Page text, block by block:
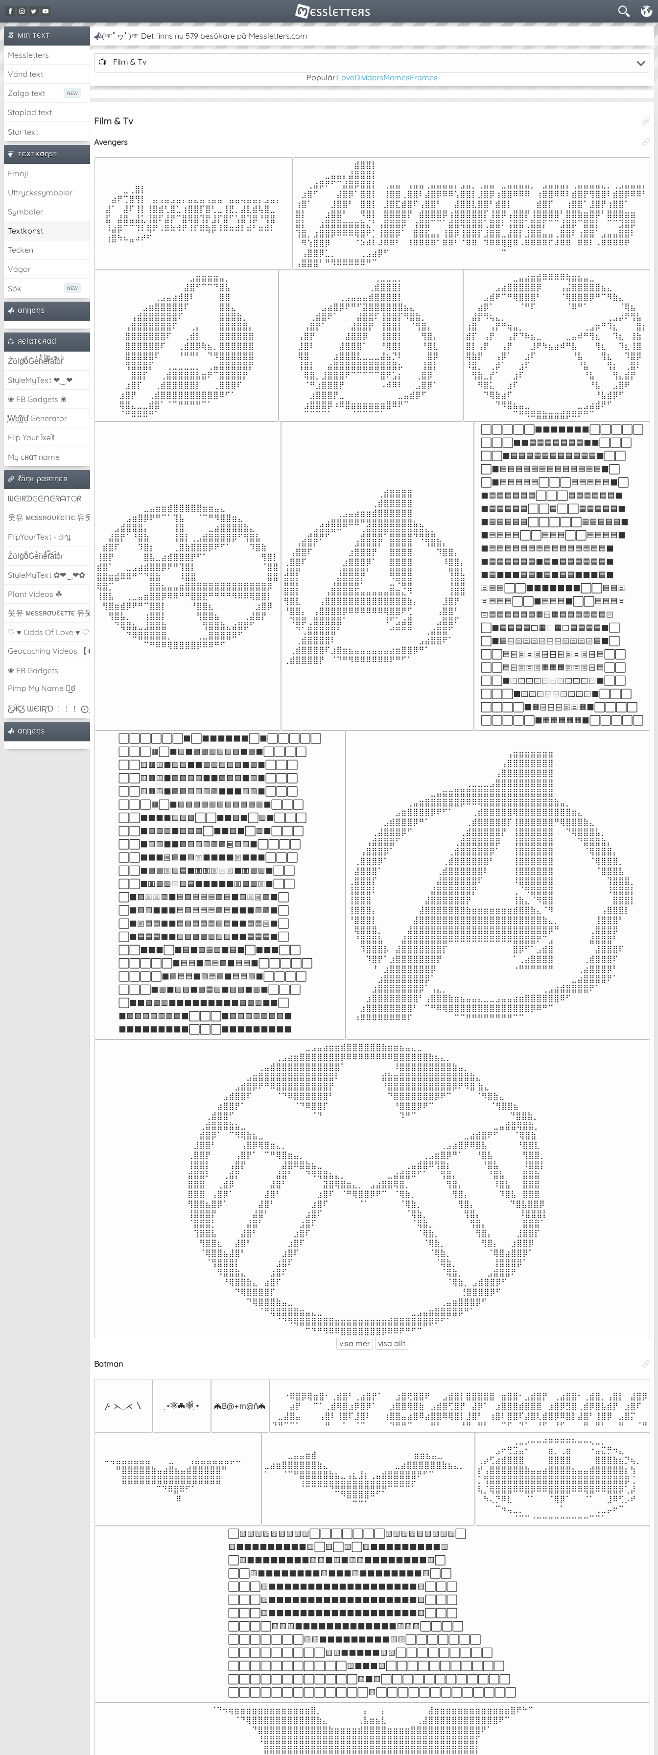
мιη тєxт
Messletters
Vänd text
Zalgo text
Staplad text
Stor text
тєxткσηѕт
Emoji
Uttryckssymboler
Symboler
Textkonst
Tecken
Vågor
Sök
αηησηѕ
яєlαтєяαd
Z̾̽ảlg̀͐ͭ̽oͧG̀e̒̃nͪȅͪͫ̏̐r͌̑á͑t͌̑͛o̊r̓̐
StyleMyText ❤‿❤
❀ FB Gadgets ❀
͕͗W͕͕͗͗e͕͕͗͗i͕͕͗͗r͕͗d͕͗ Generator
Flip Your ʇxəʇ!
My cнαт name
ℓäηк ραятηєя
ᗯᕮIᖇᗪGᕮᑎᕮᖇᗩTOᖇ
웃유 мєѕѕяσυℓєттє 유웃
FlipYourText - dıๅɟ
Z̾ảlg̀͐oͧG̀e̒̃nȅ̐r͌̑á͑t͛o̊r
StyleMyText ✿❤‿❤✿
Plant Videos ☘
웃유 мєѕѕяσυℓєттє 유웃
♡ ♥ Odds Of Love ♥ ♡
Geocaching Videos 【►】
❀ FB Gadgets
Pimp My Name ಠ͜ಠ
Ƹ̵̡Ӝ̵̨̄Ʒ ƜЄƖƦƊ ﹗﹗﹗ ⨀_⨀
αηησηѕ
(☞ﾟヮﾟ)☞ Det finns nu 579 besökare på Messletters.com
📺
Film & Tv
Populär:LoveDividersMemesFrames
Film & Tv
Avengers
⠀⠀⠀⣀⢀⣿⡇⠀⠀⠀⠀⠀⠀⠀⠀⠀⠀⠀⠀⠀⠀⠀⠀⠀⠀⠀⠀⠀⠀⠀
⠀⣴⠟⢉⣿⢻⡇⠀⣤⢠⣤⣠⣤⡄⣤⣄⣤⢠⣤⣤⠀⣤⣤⢤⣤⣤⡄⣠⣤⡄
⣼⠁⠀⣼⠏⢸⡇⢸⣿⣾⢃⣿⣁⢰⣿⣿⡏⣿⢃⣀⢸⣟⡀⣼⣇⣾⢧⣿⣀⠀
⣯⠀⣼⣿⣤⣼⣅⢸⣿⠏⣼⡟⠉⣿⢿⣿⢹⡟⣸⡏⣿⠋⢡⣿⢹⡿⠘⢻⣿⠀
⠸⣴⡿⠉⠉⠹⠇⢿⠟⠠⠿⠷⠺⠟⠸⠏⠿⢷⡿⠸⠿⠶⠾⠇⠾⠃⠶⠾⠇⠀
⢰⣿⠳⠦⣤⠴⠞⠋⠀⠀⠀⠀⠀⠀⠀⠀⠀⠀⠀⠀⠀⠀⠀⠀⠀⠀⠀⠀⠀⠀
⠀⠀⠀⠀⠀⠀⠀⠀⠀⠀⣾⣿⣿⡇⠀⠀⠀⠀⠀⠀⠀⠀⠀⠀⠀⠀⠀⠀⠀⠀⠀⠀⠀⠀⠀⠀⠀⠀⠀⠀⠀⠀⠀⠀⠀⠀⠀⠀⠀⠀⠀⠀⠀⠀⠀⠀⠀⠀⠀⠀
⠀⠀⠀⠀⠀⣀⣤⣤⡄⣼⣿⣿⣿⡇⠀⠀⠀⠀⠀⠀⠀⠀⠀⠀⠀⠀⠀⠀⠀⠀⠀⠀⠀⠀⠀⠀⠀⠀⠀⠀⠀⠀⠀⠀⠀⠀⠀⠀⠀⠀⠀⠀⠀⠀⠀⠀⠀⠀⠀⠀
⠀⠀⢀⣴⡿⠟⠋⠉⣼⣿⡿⣿⣿⡇⠀⢀⣤⣤⠀⢠⣤⣤⢀⣤⣤⣤⣤⡄⣠⣤⡀⢀⣤⣤⠀⣀⣤⣤⣤⣤⡀⠀⣠⣤⣤⣤⡄⢀⣤⣤⣤⣤⣄⡀⢀⣠⣤⣤⣤⡄
⠀⣰⣿⠋⠀⠀⠀⣼⣿⡿⠁⣿⣿⡇⠀⢸⣿⣿⢀⣿⣿⠇⣼⣿⡿⠿⠿⢡⣿⣿⡇⣸⣿⡿⢰⣿⣿⠿⠿⠿⠀⢰⣿⣿⠿⠿⠇⣾⣿⡟⢻⣿⣿⠇⣾⣿⡿⠿⠿⠃
⢰⣿⠁⠀⠀⠀⣸⣿⣿⠃⠀⣿⣿⡇⠀⣸⣿⣏⣾⣿⠏⢠⣿⣿⠃⠀⠀⣼⣿⣿⣇⣿⣿⠃⣾⣿⡇⠀⠀⠀⠀⣾⣿⡏⠀⠀⢰⣿⣿⠁⣸⣿⡟⢰⣿⣿⠁⠀⠀⠀
⣿⡇⠀⠀⠀⣰⣿⣿⠃⠀⠀⠻⣿⡇⠀⣿⣿⣿⣿⡟⠀⣾⣿⣿⣿⡿⢰⣿⣿⣿⣿⣿⡏⢸⣿⡿⢠⣿⣿⡟⢸⣿⣿⣿⣿⠃⣿⣿⣷⣶⣿⡿⠃⣿⣿⣿⣶⣶⠀⠀
⣿⡇⠀⠀⣰⣿⣿⣿⣶⣶⣶⣷⣌⠃⢠⣿⣿⣿⡿⠀⢰⣿⣿⠉⠉⠁⣾⣿⢿⣿⣿⣿⢁⣿⣿⠇⢨⣿⣿⢁⣿⣿⡏⠉⠉⣸⣿⡿⠉⣿⣿⡇⠀⠉⠉⣹⣿⡿⠀⠀
⢹⣿⡀⣰⣿⣿⡿⠿⠿⠿⢿⣿⠟⡁⢸⣿⣿⡿⠁⠀⣿⣿⣯⣤⡄⢸⣿⡿⢸⣿⣿⡏⣸⣿⣿⣀⣼⣿⡇⣸⣿⣿⣤⣤⢀⣿⣿⠇⢰⣿⣿⠁⣠⣤⣤⣿⣿⠇⠀⠀
⠀⠻⢱⣿⣿⡿⠀⠀⠀⠀⠈⠵⠾⠇⠼⠿⠿⠃⠀⠸⠿⠿⠿⠿⠁⠿⠿⠃⠈⠿⠿⠀⠹⠿⠿⢿⣿⠿⠠⠿⠿⠿⠿⠏⠼⠿⠿⠀⠿⠿⠇⠠⠿⠿⠿⠿⠟⠀⠀⠀
⠀⢠⣿⣿⡿⣁⡀⠀⠀⠀⠀⢀⣠⣴⡿⠋⠀⠀⠀⠀⠀⠀⠀⠀⠀⠀⠀⠀⠀⠀⠀⠀⠀⠀⠀⠉⠀⠀⠀⠀⠀⠀⠀⠀⠀⠀⠀⠀⠀⠀⠀⠀⠀⠀⠀⠀⠀⠀⠀⠀
⢠⣿⣿⣿⠃⠛⠻⠿⠿⠿⠿⠿⠛⠉⠀⠀⠀⠀⠀⠀⠀⠀⠀⠀⠀⠀⠀⠀⠀⠀⠀⠀⠀⠀⠀⠀⠀⠀⠀⠀⠀⠀⠀⠀⠀⠀⠀⠀⠀⠀⠀⠀⠀⠀⠀⠀⠀⠀⠀⠀
⠀⠀⠀⠀⠀⠀⠀⠀⠀⠀⠀⠀⣠⣶⣶⣶⣶⣤⡀⠀⠀⠀⠀
⠀⠀⠀⠀⠀⠀⠀⠀⠀⠀⠀⣼⣿⠋⠉⠉⠙⣿⣧⠀⠀⠀⠀
⠀⠀⠀⠀⠀⠀⢀⣠⣤⣴⣾⣿⠇⠀⠀⠀⠀⣿⣿⠀⠀⠀⠀
⠀⠀⠀⠀⣠⣶⣿⣿⣿⣿⣿⠏⠀⠀⠀⠀⠀⣿⣿⣄⠀⠀⠀
⠀⠀⢠⣾⣿⣿⣿⣿⣿⣿⠏⠀⠀⠀⠀⠀⠀⣿⣿⣿⣷⡀⠀
⠀⢠⣿⣿⣿⣿⣿⣿⣿⠏⠀⠀⢀⡄⠀⠀⠀⣿⣿⣿⣿⣿⡄
⠀⣿⣿⣿⣿⣿⣿⣿⠏⠀⠀⢀⣾⡇⠀⠀⠀⣿⣿⣿⣿⣿⣿
⠀⣿⣿⣿⣿⣿⣿⠏⠀⠀⢀⣾⣿⡿⢷⣦⡀⣿⣿⣿⣿⣿⣿
⠀⣿⣿⣿⣿⣿⠏⠀⠀⠀⠘⠛⠛⠃⠀⠙⠻⣿⣿⣿⣿⣿⣿
⠀⢻⣿⣿⣿⡏⠀⠀⢀⣀⣀⣀⣀⡀⠀⢀⣤⣿⣿⣿⣿⣿⡟
⠀⠀⣿⣿⡏⠀⠀⢀⣾⣿⣿⣿⣿⣧⣶⠟⠉⣿⣿⣿⣿⡟⠀
⠀⣰⣿⡏⠀⠀⢀⣾⣿⣿⣿⣿⣿⡇⠀⠀⢀⣿⣿⣿⠏⠀⠀
⣰⣿⡟⠀⠀⢀⣾⣿⣿⣿⣿⣿⣿⣿⣿⣿⣿⠿⠋⠁⠀⠀⠀
⢿⣿⣄⣀⣀⣾⣿⠁⠈⠉⠛⠛⠛⠛⠉⠁⠀⠀⠀⠀⠀⠀⠀
⠈⠛⠿⠿⠿⠛⠁⠀⠀⠀⠀⠀⠀⠀⠀⠀⠀⠀⠀⠀⠀⠀⠀
⠀⠀⠀⠀⠀⠀⠀⠀⠀⠀⠀⠀⢀⣾⣿⣿⣿⡇⠀⠀⠀⠀⠀⠀
⠀⠀⠀⠀⠀⠀⠀⢀⣠⣤⣤⣤⣾⣿⣿⣿⣿⡇⠀⠀⠀⠀⠀⠀
⠀⠀⠀⠀⣠⣴⣿⡿⠟⠛⠋⣽⣿⣿⣿⣿⣿⣿⣦⣄⠀⠀⠀⠀
⠀⠀⢀⣾⣿⠟⠁⠀⠀⠀⣼⣿⣿⠏⢸⣿⣿⡏⠻⣿⣷⡀⠀⠀
⠀⢠⣿⡟⠁⠀⠀⠀⠀⣼⣿⣿⡟⠀⢸⣿⣿⡇⠀⠈⢻⣿⡄⠀
⢠⣿⡟⠀⠀⠀⠀⠀⣼⣿⣿⡿⠀⠀⢸⣿⣿⡇⠀⠀⠀⢻⣿⡄
⣸⣿⠇⠀⠀⠀⠀⣼⣿⣿⣿⠁⠀⠀⠘⢿⣿⡇⠀⠀⠀⠘⣿⣇
⢿⣿⠀⠀⠀⠀⣰⣿⣿⣿⣇⣀⣀⣀⣼⣦⡙⠇⠀⠀⠀⠀⣿⡿
⢸⣿⡇⠀⠀⣴⣿⣿⣿⣿⣿⣿⣿⣿⣿⣿⣿⡦⠀⠀⠀⢸⣿⡇
⠀⢿⣿⡀⣸⣿⣿⣿⠟⠉⠉⠉⠉⠉⣿⠟⣡⡆⠀⠀⢀⣿⡿⠀
⠀⠈⠛⣰⣿⣿⣿⡟⠀⠀⠀⠀⠀⠀⠠⠾⠿⠇⠀⠀⣠⣿⡿⠁⠀
⠀⠀⣰⣿⣿⣿⡟⣀⠀⠀⠀⠀⠀⠀⠀⠀⠀⣀⣤⣾⡿⠋⠀⠀⠀
⠀⣰⣿⣿⣿⡿⠰⠿⣿⣶⣶⣶⣶⣶⣶⣿⠿⠟⠉⠀⠀⠀⠀⠀
⠀⠉⠉⠉⠉⠁⠀⠀⠀⠈⠉⠉⠉⠉⠁⠀⠀⠀⠀⠀⠀⠀⠀⠀
⠀⠀⠀⠀⠀⠀⠀⠀⣀⣤⣴⣶⣾⠿⠿⠿⠿⢷⣶⣦⣤⣀⠀⠀⠀⠀⠀⠀⠀⠀
⠀⠀⠀⠀⠀⣠⣴⣿⣿⣿⣿⣿⡿⠀⠀⠀⢠⣬⣿⣿⣿⣿⣿⣦⣄⠀⠀⠀⠀⠀
⠀⠀⠀⣠⣾⠟⠉⠛⢿⣿⣿⣿⠃⠀⠀⠀⠈⢿⣿⣿⣿⡿⠛⠉⠻⣷⣄⠀⠀⠀
⠀⠀⣴⡿⠁⠀⠀⠀⠀⠈⠛⠏⠀⠀⠀⠀⠀⠈⠿⠛⠁⠀⠀⠀⠀⠀⠈⢿⣦⠀⠀
⠀⣼⡟⠻⢦⣄⡀⠀⠀⠀⠀⠀⠀⠀⠀⠀⠀⠀⠀⠀⠀⠀⠀⠀⢀⣠⡴⠟⢻⣧⠀
⢰⣿⠀⠀⢠⡟⠛⢶⣤⡀⠀⠀⠀⠀⠀⠀⠀⠀⠀⠀⢀⣠⡶⠛⠹⣆⠀⠀⠀⣿⡆
⣾⡏⠀⢠⡟⠀⠀⢠⡟⠙⠷⣦⣀⠀⠀⠀⠀⣀⣤⠾⠛⢻⣆⠀⠀⠹⣆⠀⢸⣷
⣿⡇⢠⡟⠀⠀⢠⡟⠀⠀⠀⣸⠟⠳⣦⣴⠾⠛⣧⠀⠀⠀⢻⣆⠀⠀⠹⣆⢸⣿
⢿⣷⡟⠀⠀⢠⡿⠁⠀⠀⣰⠏⠀⠀⠀⠀⠀⠀⠘⣧⠀⠀⠀⢻⣆⠀⠀⠹⣿⡿
⠸⣿⡀⠀⢀⡾⠁⠀⠀⣰⠏⠀⠀⠀⠀⠀⠀⠀⠀⠘⣧⠀⠀⠀⢻⡆⠀⢀⣿⠇
⠀⢻⣷⣀⡞⠁⠀⠀⣰⠏⠀⠀⠀⠀⠀⠀⠀⠀⠀⠀⠘⣧⠀⠀⠀⢻⣄⣾⡟⠀
⠀⠀⠻⣿⣅⠀⠀⣰⠏⠀⠀⠀⠀⠀⠀⠀⠀⠀⠀⠀⠀⠘⣧⠀⠀⣠⣿⠟⠀⠀
⠀⠀⠀⠙⢿⣷⣴⠏⠀⠀⠀⠀⠀⠀⠀⠀⠀⠀⠀⠀⠀⠀⠘⣧⣾⡿⠋⠀⠀⠀
⠀⠀⠀⠀⠀⠙⠻⣿⣦⣤⣀⠀⠀⠀⠀⠀⠀⠀⠀⣀⣠⣴⣾⠟⠋⠀⠀⠀⠀⠀
⠀⠀⠀⠀⠀⠀⠀⠀⠉⠛⠻⠿⣿⣷⣶⣶⣾⡿⠿⠟⠛⠉⠀⠀⠀⠀⠀⠀⠀⠀
⠀⠀⠀⠀⠀⠀⠀⠀⣀⣤⣶⣶⣾⣿⣿⣿⣿⣿⣶⣶⣤⣄⠀⠀⠀⠀⠀⠀⠀⠀
⠀⠀⠀⠀⠀⣠⣶⣿⡿⠟⠛⠉⠁⢹⣧⠀⠀⠈⠉⠛⠻⣿⣿⣶⣄⠀⠀⠀⠀⠀
⠀⠀⠀⣠⣾⣿⣿⣿⡄⠀⠀⠀⠀⢸⣿⠀⠀⠀⠀⣀⣴⣿⣿⣿⣿⣷⣄⠀⠀⠀
⠀⠀⣼⣿⡟⠁⠘⣿⣷⠀⠀⠀⠀⢸⣿⡇⢀⣠⣾⣿⣿⣿⣿⡿⠋⢻⣿⣧⠀⠀
⠀⣾⣿⠏⠀⠀⠀⠹⣿⡆⠀⠀⠀⢀⣿⣷⣿⣿⣿⡿⠟⠋⠁⠀⠀⠀⠹⣿⣷⠀
⢸⣿⡟⠀⠀⠀⠀⠀⣿⣧⣀⣴⣾⣿⣿⣿⡟⠋⠁⠀⠀⠀⠀⠀⠀⠀⠀⠀⢻⣿⡇
⣾⣿⠁⠀⠀⣀⣠⣴⣾⣿⣿⡿⠟⠛⢹⣿⡇⠀⠀⠀⠀⠀⠀⠀⠀⠀⠀⠀⠈⣿⣿
⣿⣿⣶⣾⠿⠿⠛⠉⠙⣿⣷⠀⠀⠀⠸⣿⣿⠀⠀⠀⠀⠀⠀⠀⠀⠀⠀⠀⠀⣿⣿
⢿⣿⡉⠀⠀⠀⠀⠀⠀⣿⣿⣦⣤⣤⣶⣿⣿⣿⣿⣿⣿⣿⣿⣿⣿⣿⣿⣿⣿⡿
⢸⣿⣧⠀⠀⢀⣀⣤⣶⣿⣿⡿⠿⠿⠛⠛⣿⣿⣟⠛⠛⠛⠛⠻⠿⠿⢿⣿⣿⡇
⠀⢻⣿⣶⣾⡿⠟⠛⠉⣿⣿⡇⠀⠀⠀⠀⠘⣿⣿⣆⠀⠀⠀⠀⠀⠀⠀⣰⣿⡿⠀
⠀⠀⢻⣿⣧⡀⠀⠀⢰⣿⣿⡇⠀⠀⠀⠀⠀⢻⣿⣿⣦⠀⠀⠀⠀⢀⣼⣿⡟⠀⠀
⠀⠀⠀⠙⢿⣿⣦⣀⣸⣿⣿⣷⠀⠀⠀⠀⠀⠀⢻⣿⣿⣷⣄⣴⣿⡿⠋⠀⠀⠀
⠀⠀⠀⠀⠀⠙⠿⣿⣿⣿⣿⣿⡀⠀⠀⠀⠀⢀⣀⣿⣿⣿⣿⠿⠋⠀⠀⠀⠀⠀
⠀⠀⠀⠀⠀⠀⠀⠀⠉⠛⠿⠿⢿⣿⣿⣿⣿⡿⠿⠿⠛⠋⠀⠀⠀⠀⠀⠀⠀⠀
⠀⠀⠀⠀⠀⠀⠀⠀⠀⠀⠀⠀⠀⠀⠀⠀⢀⣾⣿⣿⣿⣿⠀⠀⠀⠀⠀⠀⠀⠀
⠀⠀⠀⠀⠀⠀⠀⠀⠀⠀⠀⠀⠀⠀⠀⢀⣾⣿⣿⣿⣿⣿⠀⠀⠀⠀⠀⠀⠀⠀
⠀⠀⠀⠀⠀⠀⠀⠀⠀⢀⣠⣤⣴⣶⣶⣾⣿⣿⣿⣿⣿⣿⠀⠀⠀⠀⠀⠀⠀⠀
⠀⠀⠀⠀⠀⠀⣠⣴⣿⣿⣿⠿⠿⠛⣻⣿⣿⣿⣿⣿⣿⣿⣦⣄⠀⠀⠀⠀⠀⠀
⠀⠀⠀⠀⣠⣾⣿⡿⠛⠉⠀⠀⠀⣰⣿⣿⣿⠟⣿⣿⣿⣿⢿⣿⣷⣦⠀⠀⠀⠀
⠀⠀⢠⣾⣿⡟⠁⠀⠀⠀⠀⠀⣰⣿⣿⣿⡟⠀⣿⣿⣿⣿⠀⠈⢻⣿⣷⡄⠀⠀
⠀⢠⣿⣿⠏⠀⠀⠀⠀⠀⠀⣰⣿⣿⣿⡟⠀⠀⣿⣿⣿⣿⠀⠀⠀⠀⠹⣿⣿⡄⠀
⢀⣿⣿⠏⠀⠀⠀⠀⠀⠀⣰⣿⣿⣿⡿⠁⠀⠀⣿⣿⣿⣿⠀⠀⠀⠀⠀⠸⣿⣿⡄
⣸⣿⡟⠀⠀⠀⠀⠀⠀⢰⣿⣿⣿⣿⠃⠀⠀⠀⣿⣿⣿⣿⠀⠀⠀⠀⠀⠀⢻⣿⣇
⣿⣿⡇⠀⠀⠀⠀⠀⢠⣿⣿⣿⣿⠇⠀⠀⠀⠀⣈⠻⣿⣿⠀⠀⠀⠀⠀⠀⢸⣿⣿
⣿⣿⡇⠀⠀⠀⠀⢠⣿⣿⣿⣿⣯⣤⣤⣤⣤⣤⣿⣶⣌⠻⠀⠀⠀⠀⠀⠀⢸⣿⣿
⢻⣿⣇⠀⠀⠀⢠⣿⣿⣿⣿⣿⣿⣿⣿⣿⣿⣿⣿⣿⣿⣷⡄⠀⠀⠀⠀⣸⣿⡟
⠘⣿⣿⡄⠀⢠⣿⣿⣿⣿⡿⠿⠿⠿⠿⠿⠿⢿⣿⣿⠟⢋⠀⠀⠀⠀⢠⣿⣿⠃
⠀⠹⣿⡿⢀⣿⣿⣿⣿⣿⠁⠀⠀⠀⠀⠀⠀⠸⠋⣡⣴⣿⠀⠀⠀⠀⣠⣿⣿⠏⠀
⠀⠀⠙⢁⣿⣿⣿⣿⣿⠃⠀⠀⠀⠀⠀⠀⠀⠀⠚⠛⠛⠛⠀⠀⢀⣴⣿⣿⠋⠀⠀
⠀⠀⢀⣾⣿⣿⣿⣿⠇⠀⠀⠀⠀⠀⠀⠀⠀⠀⠀⠀⠀⠀⠀⣠⣴⣿⣿⠟⠁⠀⠀⠀
⠀⢀⣾⣿⣿⣿⣿⠏⣰⣿⣶⣦⣤⣤⣤⣤⣤⣤⣴⣶⣿⣿⡿⠛⠁⠀⠀⠀⠀⠀
⢀⣾⣿⣿⣿⣿⡟⠀⠈⠙⠛⠻⠿⠿⠿⠿⠿⠿⠟⠛⠋⠁⠀⠀⠀⠀⠀⠀⠀⠀
⬜⬜⬜⬜⬜⬛⬛⬛⬛⬛⬛⬛⬜⬜⬜⬜⬜
⬜⬜⬜⬛⬛🟦🟦🟦🟦🟦🟦🟦⬛⬛⬜⬜⬜
⬜⬜⬛🟦🟦🟦🟦🟦🟦🟦🟦🟦🟦🟦⬛⬜⬜
⬜⬛🟦🟦🟦🟦🟦🟦🟦🟦🟦🟦🟦🟦🟦⬛⬜
⬜⬛🟦🟦🟦🟦🟦⬜⬜⬜🟦🟦🟦🟦🟦⬛⬜
⬛🟦🟦🟦🟦🟦🟦⬜⬜⬜🟦🟦🟦🟦🟦🟦⬛
⬛🟦🟦🟦🟦🟦⬜⬜🟦⬜⬜🟦🟦🟦🟦🟦⬛
⬛🟦🟦🟦🟦🟦⬜⬜⬜⬜⬜🟦🟦🟦🟦🟦⬛
⬛🟦🟦🟦🟦⬜⬜🟦🟦🟦⬜⬜🟦🟦🟦🟦⬛
⬛🟦🟦🟦🟦🟦🟦🟦🟦🟦🟦🟦🟦🟦🟦🟦⬛
⬛🟦🟦🟦🟦🟦🟦⬛🟦⬛🟦🟦🟦🟦🟦🟦⬛
⬛🟦⬛⬛⬛🟦🟦⬛🟦⬛🟦🟦⬛⬛⬛🟦⬛
🏻🟦🟦⬜⬜⬛⬛⬛⬛⬛⬛⬛⬜⬜🟦🟦🏻
🏻🟦🟦🟦⬜⬜⬛🟦🟦🟦⬛⬜⬜🟦🟦🟦🏻
🏻🟦🟦🟦🟦🟦🟦🟧🏻🟧🟦🟦🟦🟦🟦🟦🏻
⬜⬛🟦🟦🟦🟦🏻🟧🏻🟧🏻🟦🟦🟦🟦⬛⬜
⬜⬛🟦🏻🏻🏻🏻🏻🏻🏻🏻🏻🏻🏻🟦⬛⬜
⬜⬜🟦🏻🏻🏻🏻🏻🏻🏻🏻🏻🏻🏻🟦⬜⬜
⬜⬜🟦🏻🏻🏻🏻🟧🟧🟧🏻🏻🏻🏻🟦⬜⬜
⬜⬜⬛🏻🏻🏻🏻🏻🏻🏻🏻🏻🏻🏻⬛⬜⬜
⬜⬜⬜⬛🏻🏻🏻🏻🏻🏻🏻🏻🏻⬛⬜⬜⬜
⬜⬜⬜⬜⬛🟧🏻🏻🏻🏻🏻🟧⬛⬜⬜⬜⬜
⬜⬜⬜⬜⬜⬛🟧🟧🟧🟧🟧⬛⬜⬜⬜⬜⬜
⬜⬜⬜⬜⬜⬜⬛⬜⬛⬛⬛⬛⬛⬛⬜⬛⬜⬜⬜⬜⬜
⬜⬜⬜🟫⬜⬛🟪⬛🟪🟪🟪🟪🟪🟪⬛🟪⬛⬜⬜⬜⬜
⬜⬜🟨🟫🟨⬛🟪🟪⬛⬛🟪🟪🟪🟪🟪⬛🟪⬛⬜⬜⬜
⬜⬜🟨🟫🟨⬛🟪🟪🟪🟪⬛⬛🟪🟪🟪⬛🟪⬛⬜⬜⬜
⬜⬜🟨🟫🟨⬛🟪🟪🟪🟪🟪🟪⬛⬛⬛🟪🟪⬛⬜⬜⬜
⬜⬜⬜🟫⬜⬛🟪🟪🟪🟪🟪🟪🟪🟪🟪🟪🟪⬛⬜⬜⬜
⬜⬜⬛⬛⬛⬛🟪🟪🟪⬜⬜⬛⬛🟪⬛⬜🟪⬛⬜⬜⬜
⬜⬜⬛🟪🟪🟪⬛🟪🟪🟪⬜⬛⬛🟪⬛⬜🟪⬛⬜⬜⬜
⬜⬜⬛🟪🟪⬛⬛🟪🟪🟪🟪🟪🟪🏼🟪🟪⬛⬜⬜⬜⬜
⬜⬜⬛⬛⬛🏼🟪⬛🟪🏼⬛⬛⬛⬛🏼⬛⬛⬛⬜⬜⬜
⬜⬜⬛🟪🟪🏼🟪🟦⬛🏼🏼🏼🏼🏼⬛🏼🟪🟪⬛⬜⬜
⬜⬜⬛🏼🟪🟪🏼🟪🟦⬛⬛⬛⬛⬛🏼🟪🟪🏼⬛⬜⬜
⬜⬛🟪🏼🏼🟪⬛🟦🟪🟦🟦🟦🟪🟦⬛🟪🏼🏼🟪⬛⬜
⬜⬛🟪🟪⬛⬛⬛🟦🟪🟦🟦🟦🟪🟦⬛⬛⬛🟪🟪⬛⬜
⬜⬛🏼🟦🟦⬛⬛🟦🟪🟦🟦🟦🟪🟦⬛⬛🟦🟦🏼⬛⬜
⬜⬛🟦🟦🟦⬛⬛🟪🟪🟪🟪🟪🟪🟪⬛⬛🟦🟦🟦⬛⬜
⬜⬜⬛⬛⬛⬜⬛🟦⬛🟪🟦🟪⬛🟦⬛⬜⬛⬛⬛⬜⬜
⬜⬜⬜⬜⬜⬛🟦🟦⬛🟪🟦🟪⬛🟦🟦⬛⬜⬜⬜⬜⬜
⬜⬜⬜⬜⬛🟪🟦🟦⬛🟪🟦🟪⬛🟦🟦🟪⬛⬜⬜⬜⬜
⬜⬜⬜⬛🟪⬛🟪🟪⬛🟪🟦🟪⬛🟪🟪⬛🟪⬛⬜⬜⬜
⬜⬛⬛🟪🟪🟪⬛⬛⬛⬛⬛⬛⬛⬛⬛🟪🟪🟪⬛⬛⬜
⬛🟪🟪🟪🟪🟪🟪🟪⬛⬜⬜⬜⬛🟪🟪🟪🟪🟪🟪🟪⬛
⬛⬛⬛⬛⬛⬛⬛⬛⬛⬜⬜⬜⬛⬛⬛⬛⬛⬛⬛⬛⬛
⠀⠀⠀⠀⠀⠀⠀⠀⠀⠀⠀⠀⠀⠀⠀⠀⠀⠀⠀⠀⠀⠀⠀⠀⠀⠀⠀⢠⣶⣶⣶⣶⣶⣶⣶⠀⠀⠀⠀⠀⠀⠀⠀⠀⠀⠀⠀⠀
⠀⠀⠀⠀⠀⠀⠀⠀⠀⠀⠀⠀⠀⠀⠀⠀⠀⠀⠀⠀⠀⠀⠀⠀⠀⠀⢠⣿⣿⣿⣿⣿⣿⣿⣿⠀⠀⠀⠀⠀⠀⠀⠀⠀⠀⠀⠀⠀
⠀⠀⠀⠀⠀⠀⠀⠀⠀⠀⠀⠀⠀⠀⠀⠀⠀⠀⠀⠀⠀⠀⠀⠀⠀⢠⣿⣿⣿⣿⣿⣿⣿⣿⣿⠀⠀⠀⠀⠀⠀⠀⠀⠀⠀⠀⠀⠀
⠀⠀⠀⠀⠀⠀⠀⠀⠀⠀⠀⠀⠀⠀⠀⠀⠀⠀⠀⠀⢀⣀⣀⣀⣠⣿⣿⣿⣿⣿⣿⣿⣿⣿⣿⠀⠀⠀⠀⠀⠀⠀⠀⠀⠀⠀⠀⠀
⠀⠀⠀⠀⠀⠀⠀⠀⠀⠀⠀⠀⠀⠀⣀⣤⣶⣶⣿⣿⣿⣿⣿⣿⣿⣿⣿⣿⣿⣿⣿⣿⣿⣿⣿⠀⠀⠀⠀⠀⠀⠀⠀⠀⠀⠀⠀⠀
⠀⠀⠀⠀⠀⠀⠀⠀⠀⠀⢀⣤⣶⣿⣿⣿⣿⣿⣿⡿⠿⠿⢿⣿⣿⣿⣿⣿⣿⣿⣿⣿⣿⣿⣿⣷⣤⡀⠀⠀⠀⠀⠀⠀⠀⠀⠀⠀
⠀⠀⠀⠀⠀⠀⠀⠀⣠⣶⣿⣿⣿⣿⡿⠟⠋⠁⠀⠀⠀⢀⣾⣿⣿⣿⣿⣿⢿⣿⣿⣿⣿⣿⣿⣿⣿⣿⣶⣄⠀⠀⠀⠀⠀⠀⠀⠀
⠀⠀⠀⠀⠀⠀⣠⣾⣿⣿⣿⡿⠛⠁⠀⠀⠀⠀⠀⠀⢀⣾⣿⣿⣿⣿⣿⡏⢸⣿⣿⣿⣿⣿⣿⠛⢿⣿⣿⣿⣷⣄⠀⠀⠀⠀⠀⠀
⠀⠀⠀⠀⢀⣼⣿⣿⣿⡿⠋⠀⠀⠀⠀⠀⠀⠀⠀⢀⣾⣿⣿⣿⣿⣿⡟⠀⢸⣿⣿⣿⣿⣿⣿⠀⠀⠙⢿⣿⣿⣿⣧⡀⠀⠀⠀⠀
⠀⠀⠀⢠⣾⣿⣿⣿⠋⠀⠀⠀⠀⠀⠀⠀⠀⠀⢀⣾⣿⣿⣿⣿⣿⡿⠀⠀⢸⣿⣿⣿⣿⣿⣿⠀⠀⠀⠀⠙⣿⣿⣿⣷⡄⠀⠀⠀
⠀⠀⢠⣿⣿⣿⡿⠁⠀⠀⠀⠀⠀⠀⠀⠀⠀⢀⣾⣿⣿⣿⣿⣿⡿⠁⠀⠀⢸⣿⣿⣿⣿⣿⣿⠀⠀⠀⠀⠀⠈⢿⣿⣿⣿⡄⠀⠀
⠀⢀⣿⣿⣿⡿⠁⠀⠀⠀⠀⠀⠀⠀⠀⠀⢀⣾⣿⣿⣿⣿⣿⣿⠃⠀⠀⠀⢸⣿⣿⣿⣿⣿⣿⠀⠀⠀⠀⠀⠀⠈⢿⣿⣿⣿⡀⠀
⠀⣼⣿⣿⣿⠁⠀⠀⠀⠀⠀⠀⠀⠀⠀⢀⣾⣿⣿⣿⣿⣿⣿⠇⠀⠀⠀⠀⢸⣿⣿⣿⣿⣿⣿⠀⠀⠀⠀⠀⠀⠀⠈⣿⣿⣿⣧⠀
⢀⣿⣿⣿⡏⠀⠀⠀⠀⠀⠀⠀⠀⠀⠀⣼⣿⣿⣿⣿⣿⣿⠏⠀⠀⠀⠀⠀⠸⣿⣿⣿⣿⣿⣿⠀⠀⠀⠀⠀⠀⠀⠀⠀⢹⣿⣿⣿⡀
⢸⣿⣿⣿⠇⠀⠀⠀⠀⠀⠀⠀⠀⠀⣼⣿⣿⣿⣿⣿⣿⡟⠀⠀⠀⠀⠀⠀⢀⠈⠻⣿⣿⣿⣿⠀⠀⠀⠀⠀⠀⠀⠀⠀⠸⣿⣿⣿⡇
⢸⣿⣿⣿⠀⠀⠀⠀⠀⠀⠀⠀⠀⣼⣿⣿⣿⣿⣿⣿⡟⠀⠀⠀⠀⠀⠀⠀⢸⣷⣄⠈⠻⣿⣿⠀⠀⠀⠀⠀⠀⠀⠀⠀⠀⣿⣿⣿⡇
⢸⣿⣿⣿⡄⠀⠀⠀⠀⠀⠀⠀⣼⣿⣿⣿⣿⣿⣿⣿⣷⣶⣶⣶⣶⣶⣶⣶⣾⣿⣿⣷⣄⠈⠻⠀⠀⠀⠀⠀⠀⠀⠀⢠⣿⣿⣿⡇
⠘⣿⣿⣿⡇⠀⠀⠀⠀⠀⠀⣼⣿⣿⣿⣿⣿⣿⣿⣿⣿⣿⣿⣿⣿⣿⣿⣿⣿⣿⣿⣿⣿⣷⣄⡀⠀⠀⠀⠀⠀⠀⢸⣿⣿⣿⠃
⠀⢿⣿⣿⣿⡀⠀⠀⠀⠀⣼⣿⣿⣿⣿⣿⣿⣿⣿⣿⣿⣿⣿⣿⣿⣿⣿⣿⣿⣿⣿⣿⣿⣿⡿⠛⠀⠀⠀⠀⠀⢀⣿⣿⣿⡿⠀
⠀⠘⣿⣿⣿⣧⠀⠀⠀⣼⣿⣿⣿⣿⣿⣿⣿⠿⠿⠿⠿⠿⠿⠿⠿⠿⠿⠿⣿⣿⣿⣿⠟⠉⣠⠀⠀⠀⠀⠀⠀⣼⣿⣿⣿⠃⠀
⠀⠀⠹⣿⣿⣿⡧⠀⣼⣿⣿⣿⣿⣿⣿⣿⡏⠀⠀⠀⠀⠀⠀⠀⠀⠀⠀⠀⣿⡿⠋⠁⣠⣾⣿⠀⠀⠀⠀⠀⠀⠀⣼⣿⣿⣿⠏⠀⠀
⠀⠀⠀⠹⣿⡟⠁⣰⣿⣿⣿⣿⣿⣿⣿⡟⠀⠀⠀⠀⠀⠀⠀⠀⠀⠀⠀⠀⠁⢀⣴⣿⣿⣿⣿⠀⠀⠀⠀⠀⢀⣾⣿⣿⣿⠏⠀⠀⠀
⠀⠀⠀⠀⠘⠀⣰⣿⣿⣿⣿⣿⣿⣿⡿⠀⠀⠀⠀⠀⠀⠀⠀⠀⠀⠀⠀⠀⠐⠛⠛⠛⠛⠛⠛⠀⠀⠀⠀⢀⣴⣿⣿⣿⡿⠃⠀⠀⠀⠀
⠀⠀⠀⠀⠀⣰⣿⣿⣿⣿⣿⣿⣿⡿⠁⠀⠀⠀⠀⠀⠀⠀⠀⠀⠀⠀⠀⠀⠀⠀⠀⠀⠀⠀⠀⠀⠀⠀⣀⣴⣿⣿⣿⣿⠟⠁⠀⠀⠀⠀⠀
⠀⠀⠀⠀⣰⣿⣿⣿⣿⣿⣿⣿⡿⠁⢠⣄⡀⠀⠀⠀⠀⠀⠀⠀⠀⠀⠀⠀⠀⠀⠀⠀⠀⢀⣠⣴⣾⣿⣿⣿⣿⠟⠁⠀⠀⠀⠀⠀⠀⠀
⠀⠀⠀⣰⣿⣿⣿⣿⣿⣿⣿⣿⠃⢠⣿⣿⣿⣷⣶⣦⣤⣤⣄⣀⣀⣠⣤⣤⣴⣶⣿⣿⣿⣿⣿⣿⠿⠋⠀⠀⠀⠀⠀⠀⠀⠀⠀⠀
⠀⠀⣰⣿⣿⣿⣿⣿⣿⣿⣿⠃⠀⠉⠛⠿⢿⣿⣿⣿⣿⣿⣿⣿⣿⣿⣿⣿⣿⣿⣿⡿⠿⠛⠉⠀⠀⠀⠀⠀⠀⠀⠀⠀⠀⠀⠀⠀
⠀⠰⠿⠿⠿⠿⠿⠿⠿⠿⠏⠀⠀⠀⠀⠀⠀⠀⠉⠉⠛⠛⠛⠛⠛⠛⠛⠛⠉⠉⠀⠀⠀⠀⠀⠀⠀⠀⠀⠀⠀⠀⠀⠀⠀⠀⠀⠀
⠀⠀⠀⠀⠀⠀⠀⠀⠀⠀⠀⠀⠀⠀⠀⠀⠀⠀⠀⠀⣀⣠⣤⣴⣶⣶⣾⣿⣿⣿⣿⣿⣿⣷⣶⣶⣦⣤⣄⣀⠀⠀⠀⠀⠀⠀⠀⠀⠀⠀⠀⠀⠀⠀⠀⠀⠀⠀⠀⠀
⠀⠀⠀⠀⠀⠀⠀⠀⠀⠀⠀⠀⠀⠀⠀⢀⣠⣴⣶⣿⣿⣿⣿⣿⣿⣿⡿⠿⠿⠿⠿⠿⠿⠿⠿⣿⣿⣿⣿⣿⣿⣷⣦⣄⡀⠀⠀⠀⠀⠀⠀⠀⠀⠀⠀⠀⠀⠀⠀⠀
⠀⠀⠀⠀⠀⠀⠀⠀⠀⠀⠀⠀⢀⣤⣾⣿⣿⣿⣿⣿⣿⣿⣿⣿⣿⣿⠁⠀⠀⠀⠀⠀⠀⠀⠀⠸⣿⣿⣿⣿⣿⣿⣿⣿⣿⣷⣤⡀⠀⠀⠀⠀⠀⠀⠀⠀⠀⠀⠀⠀
⠀⠀⠀⠀⠀⠀⠀⠀⠀⠀⣠⣶⣿⣿⣿⣿⣿⣿⣿⣿⣿⣿⣿⣿⣿⠇⠀⠀⠀⠀⠀⠀⠀⣾⣷⣶⣿⣿⣿⣿⣿⣿⣿⣿⣿⣿⣿⣿⣷⣄⠀⠀⠀⠀⠀⠀⠀⠀⠀⠀
⠀⠀⠀⠀⠀⠀⠀⠀⣠⣾⣿⡿⠟⠛⠿⣿⣿⣿⣿⣿⣿⣿⣿⣿⡟⠀⠀⠀⠀⠀⠀⠀⠀⠘⣿⣿⣿⣿⣿⣿⣿⣿⣿⣿⣿⡿⠟⠻⣿ ⣷⣄⠀⠀⠀⠀⠀⠀⠀⠀
⠀⠀⠀⠀⠀⠀⣠⣾⣿⣿⠏⠀⠀⠀⠀⠈⠙⠿⣿⣿⣿⣿⣿⣿⠃⠀⠀⠀⠀⠀⠀⠀⠀⠀⠙⣿⣿⣿⣿⣿⣿⣿⡿⠟⠉⠀⠀⠀⠀⠈⠻⣿⣷⣄⠀⠀⠀⠀⠀⠀
⠀⠀⠀⠀⠀⣴⣿⣿⡟⠁⠀⠀⠀⠀⠀⠀⠀⠀⠈⠙⠿⣿⣿⡏⠀⠀⠀⠀⠀⠀⠀⠀⠀⠀⠀⠘⣿⣿⣿⡿⠟⠉⠀⠀⠀⠀⠀⠀⠀⠀⠀ ⠈⢻⣿⣿⣦⠀⠀⠀⠀⠀
⠀⠀⠀⢀⣾⣿⣿⠋⠀⠀⠀⠀⠀⠀⠀⠀⠀⠀⠀⠀⠀⠈⠙⠀⠀⠀⠀⠀⠀⠀⠀⠀⠀⠀⠀⠀⠹⠛⠉⠀⠀⠀⠀⠀⠀⠀⠀⠀⠀⠀⠀⠀⠀⠀  ⠙⣿⣿⣷⡀⠀⠀⠀
⠀⠀⢀⣾⣿⣿⣿⣷⣦⣀⠀⠀⠀⠀⠀⠀⠀⠀⠀⠀⠀⠀⠀⠀⠀⠀⠀⠀⠀⠀⠀⠀⠀⠀⠀⠀⠀⠀⠀⠀⠀⠀⠀⠀⠀⠀⠀⠀⠀⠀⠀⠀⣀⣤⣾⣿⢿⣿⣷⡀⠀⠀
⠀⠀⣾⣿⡿⠁⠀⠉⠻⢿⣷⣦⣀⠀⠀⠀⠀⠀⠀⠀⠀⠀⠀⠀⠀⠀⠀⠀⠀⠀⠀⠀⠀⠀⠀⠀⠀⠀⠀⠀⠀⠀⠀⠀⠀⠀⠀⣀⣴⣾⣿⠟⠋⠀⠀ ⠈⢿⣿⣷⠀⠀
⠀⣸⣿⣿⠃⠀⠀⠀⠀⢠⣿⡿⢿⣿⣶⣄⡀⠀⠀⠀⠀⠀⠀⠀⠀⠀⠀⠀⠀⠀⠀⠀⠀⠀⠀⠀⠀⠀⠀⠀⠀⠀⠀⢀⣠⣴⣿⡿⠿⣿⣧⠀⠀⠀⠀⠀⠘⣿⣿⣇⠀
⢀⣿⣿⡟⠀⠀⠀⠀⢠⣿⡟⠁⠀⠉⠛⢿⣿⣶⣤⡀⠀⠀⠀⠀⠀⠀⠀⠀⠀⠀⠀⠀⠀⠀⠀⠀⠀⠀⠀⠀⢀⣠⣶⣿⡿⠛⠁⠀⠀⠘⣿⣧⠀⠀⠀⠀⠀⢻⣿⣿⡀
⢸⣿⣿⡇⠀⠀⠀⢠⣿⡟⠀⠀⠀⠀⠀⠀⣼⣿⠿⣿⣷⣦⣀⠀⠀⠀⠀⠀⠀⠀⠀⠀⠀⠀⠀⠀⠀⢀⣤⣾⣿⠿⢻⣿⡆⠀⠀⠀⠀⠀⠘⣿⣧⠀⠀⠀⠀⠸⣿⣿⡇
⣾⣿⣿⠇⠀⠀⢀⣾⡟⠀⠀⠀⠀⠀⠀⣼⣿⠃⠀⠀⠙⠻⢿⣿⣦⣄⡀⠀⠀⠀⠀⠀⠀⠀⣀⣴⣾⣿⠿⠋⠁⠀⠀⢻⣿⡄⠀⠀⠀⠀⠀⠘⣿⣧⠀⠀⠀⣿⣿⣷
⣿⣿⣿⠀⠀⢀⣾⡿⠀⠀⠀⠀⠀⠀⣼⣿⠃⠀⠀⠀⠀⠀⠀⣽⣿⢿⣿⣶⣄⡀⠀⣠⣴⣿⣿⢿⣿⡀⠀⠀⠀⠀⠀⠀⢻⣿⡄⠀⠀⠀⠀⠀⠸⣿⣧⠀⠀⣿⣿⣿
⣿⣿⣿⠀⢠⣿⡿⠁⠀⠀⠀⠀⠀⣼⣿⠃⠀⠀⠀⠀⠀⠀⣰⣿⠏⠀⠈⠛⢿⣿⣿⡿⠟⠉⠀⠈⢿⣷⡀⠀⠀⠀⠀⠀⠀⢻⣿⡄⠀⠀⠀⠀⠀⠹⣿⣧⠀⣿⣿⣿
⢻⣿⣿⣦⣿⡿⠁⠀⠀⠀⠀⠀⣼⣿⠃⠀⠀⠀⠀⠀⠀⣰⣿⠏⠀⠀⠀⠀⠀⠈⠁⠀⠀⠀⠀⠀⠈⢿⣷⡀⠀⠀⠀⠀⠀⠀⢻⣿⡄⠀⠀⠀⠀  ⠀⠙⣿⣧⣿⣿⡿
⢸⣿⣿⣿⡟⠀⠀⠀⠀⠀⠀⣼⣿⠃⠀⠀⠀⠀⠀⠀⣰⣿⠏⠀⠀⠀⠀⠀⠀⠀⠀⠀⠀⠀⠀⠀⠀⠈⢿⣷⡀⠀⠀⠀⠀⠀⠀⢻⣿⡄⠀⠀⠀⠀⠀ ⠀⠸⣿⣿⣿⡇
⠈⣿⣿⣿⡃⠀⠀⠀⠀⠀⣼⣿⠃⠀⠀⠀⠀⠀⠀⣰⣿⠏⠀⠀⠀⠀⠀⠀⠀⠀⠀⠀⠀⠀⠀⠀⠀⠀⠈⢿⣷⡀⠀⠀⠀⠀⠀⠀⢻⣿⡄⠀⠀⠀⠀⠀⠀⣿⣿⣿⠁
⠀⢹⣿⣿⣧⠀⠀⠀⠀⣼⣿⠃⠀⠀⠀⠀⠀⠀⣰⣿⠏⠀⠀⠀⠀⠀⠀⠀⠀⠀⠀⠀⠀⠀⠀⠀⠀⠀⠀⠈⢿⣷⡀⠀⠀⠀⠀⠀⠀⢻⣿⡄⠀⠀⠀⠀⣸⣿⣿⡏⠀
⠀⠀⢻⣿⣿⣆⠀⠀⣼⣿⠃⠀⠀⠀⠀⠀⠀⣰⣿⠏⠀⠀⠀⠀⠀⠀⠀⠀⠀⠀⠀⠀⠀⠀⠀⠀⠀⠀⠀⠀⠈⢿⣷⡀⠀⠀⠀⠀⠀⠀⢻⣿⡄⠀⠀⣰⣿⣿⡿⠀⠀
⠀⠀⠈⢿⣿⣿⣦⣼⣿⠃⠀⠀⠀⠀⠀⠀⣰⣿⠏⠀⠀⠀⠀⠀⠀⠀⠀⠀⠀⠀⠀⠀⠀⠀⠀⠀⠀⠀⠀⠀⠀⠈⢿⣷⡀⠀⠀⠀⠀⠀⠀⠈⢿⣿⣴⣿⣿⡿⠁⠀⠀
⠀⠀⠀⠈⢻⣿⣿⣿⡇⠀⠀⠀⠀⠀⠀⣰⣿⠏⠀⠀⠀⠀⠀⠀⠀⠀⠀⠀⠀⠀⠀⠀⠀⠀⠀⠀⠀⠀⠀⠀⠀⠀⠈⢿⣷⡀⠀⠀⠀⠀⠀⠀⢸⣿⣿⣿⡿⠁⠀⠀⠀
⠀⠀⠀⠀⠀⠻⣿⣿⣷⣄⠀⠀⠀⠀⣰⣿⠏⠀⠀⠀⠀⠀⠀⠀⠀⠀⠀⠀⠀⠀⠀⠀⠀⠀⠀⠀⠀⠀⠀⠀⠀⠀⠀⠈⢿⣷⡀⠀⠀⠀⠀⣠⣾⣿⣿⠟⠀⠀⠀⠀⠀
⠀⠀⠀⠀⠀⠀⠘⢿⣿⣿⣷⣄⠀⣴⣿⠏⠀⠀⠀⠀⠀⠀⠀⠀⠀⠀⠀⠀⠀⠀⠀⠀⠀⠀⠀⠀⠀⠀⠀⠀⠀⠀⠀⠀⠈⢿⣷⡀ ⣠⣾⣿⣿⡿⠋⠀⠀⠀⠀⠀⠀
⠀⠀⠀⠀⠀⠀⠀⠀⠙⢿⣿⣿⣿⣿⡏⠀⠀⠀⠀⠀⠀⠀⠀⠀⠀⠀⠀⠀⠀⠀⠀⠀⠀⠀⠀⠀⠀⠀⠀⠀⠀⠀⠀⠀ ⠀⠀⢘⣿⣿⣿⣿⡿⠋⠀⠀⠀⠀⠀⠀⠀⠀
⠀⠀⠀⠀⠀⠀⠀⠀⠀⠀⠙⢿⣿⣿⣿⣷⣤⣀⠀⠀⠀⠀⠀⠀⠀⠀⠀⠀⠀⠀⠀⠀⠀⠀⠀⠀⠀⠀⠀⠀⠀⠀⠀⢀⣤⣶⣿⣿⣿⡿⠋⠀⠀⠀⠀⠀⠀⠀⠀⠀⠀
⠀⠀⠀⠀⠀⠀⠀⠀⠀⠀⠀⠀⠈⠛⢿⣿⣿⣿⣿⣶⣤⣄⣀⠀⠀⠀⠀⠀⠀⠀⠀⠀⠀⠀⠀⠀⠀⠀⣀⣠⣤⣶⣿⣿⣿⣿⡿⠛⠁⠀⠀⠀⠀⠀⠀⠀⠀⠀⠀⠀⠀
⠀⠀⠀⠀⠀⠀⠀⠀⠀⠀⠀⠀⠀⠀⠀⠈⠙⠻⢿⣿⣿⣿⣿⣿⣿⣶⣶⣶⣶⣶⣶⣶⣶⣶⣾⣿⣿⣿⣿⣿⣿⡿⠟⠋⠁⠀⠀⠀⠀⠀⠀⠀⠀⠀⠀⠀⠀⠀⠀⠀
⠀⠀⠀⠀⠀⠀⠀⠀⠀⠀⠀⠀⠀⠀⠀⠀⠀⠀⠀⠀⠉⠙⠛⠻⠿⠿⣿⣿⣿⣿⣿⣿⣿⡿⠿⠿⠟⠛⠋⠉⠀⠀⠀⠀⠀⠀⠀⠀⠀⠀⠀⠀⠀⠀⠀⠀⠀⠀⠀⠀
visa mer
visa allt
Batman
〴 ⋋_⋌ 〵 ๋࣭ ⭑🕸🦇🕸๋࣭ ⭑ 🦇B@+m@ň🦇
⠀⠀⠐⠿⣿⡿⢿⣶⣿⠂⢀⣾⣿⠃⢀⣴⣿⡟⠁⠀⠀⣰⣿⢟⣿⣿⠟⠀⠀⣠⣾⣿⡇⣿⣿⣿⣿⣿⠀⣶⣿⣿⠂⣠⣾⣿⡟⠀⢀⣴⣿⣿⠂⢀⣾⣿⡀⢠⣿⡇⠀⣼⣿⡿
⠀⠀⠀⣴⡟⠀⠀⠉⠁⢀⣾⢿⣿⣰⡿⣿⡿⠁⠀⠀⣰⣿⣿⢿⣿⣷⠀⣠⣾⣿⢋⣿⡟⠀⣼⡿⠁⠀⣰⣿⣿⣿⣾⣿⣿⣿⠀⣰⣿⡿⣻⣿⢀⣾⡿⣿⣧⣾⡟⠀⣰⣿⠏⠀
⠀⣀⣼⣿⣤⠀⠀⠀⢠⣿⠇⢸⣿⠏⣸⣿⠇⠀⠀⢰⣿⣿⣤⣴⣿⠿⣴⣿⣿⠿⢿⣿⡇⣸⣿⠃⠀⢰⣿⠇⣿⣿⠏⣼⣿⢇⣾⣿⡿⠿⣿⡇⣼⣿⠃⢸⣿⡿⠀⣠⣿⡍⠀⠀
⠙⠛⠉⠉⠁⠀⠀⠀⠀⠛⠀⠀⠁⠀⠈⠉⠀⠀⠀⠀⠙⠛⠛⠉⠀⠀⠀⠛⠃⠀⠀⠀⠘⠛⠀⠛⠃⠀⠀⠉⠋⠀⠙⠁⠀⠘⠋⠀⠘⠋⠀⠀⠀⠛⠀⠛⠃⠀⠀⠛⠀⠀⠈⠛
⠤⢤⣤⣤⣤⣤⣤⣤⠀⠀⠀⣀⠀⠀ ⢠⣤⣤⣤⣤⣤⣤⡤⠤
⠀⠀⠛⣿⣿⣿⣿⣿⣷⣤⣴⣿⣦⣤⣾⣿⣿⣿⣿⣿⠛⠀⠀
⠀⠀⠀⣿⣿⣿⣿⣿⣿⣿⣿⣿⣿⣿⣿⣿⣿⣿⣿⣿⠀⠀⠀⠀
⠀⠀⠀⠀⠀⠀⠀  ⠀⠉⠙⠿⣿⠿⠋⠁⠀⠀⠀⠀⠀⠀⠀⠀⠀
⠀⠀⠀⠀⠀⠀⠀⠀⠀ ⠀⠀  ⠿⠀⠀⠀⠀⠀⠀⠀⠀⠀⠀⠀⠀
⠀⠀⠀⠀⣀⣤⣤⣶⣾⠀⠀⠀⠀⠀⠀⠀⠀⠀⠀⠀⠀⠀⠀      ⣶⣶⣦⣤⣀⠀⠀⠀⠀⠀
⣀⣴⣶⣿⣿⣿⣿⣿⣿⣷⣄⠀⠀⠀⠀⠀⠀⠀⠀⠀⠀   ⣀⣴⣿⣿⣿⣿⣿⣿⣷⣦⣄⡀
⠁⠀⠀⠈⠉⠛⣿⣿⣿⣿⣿⣷⣦⣀⢠⣆⣸⡆⢀⣤⣾⣿⣿⣿⣿⣿⠟⠋⠉⠀⠀⠀⠀
⠀⠀⠀⠀⠀⠀⠸⠿⠿⠿⠿⢿⣿⣿⣿⣿⣿⣿⣿⣿⣿⠿⠿⠿⠿⠏⠀⠀⠀⠀⠀⠀⠀
⠀⠀⠀⠀⠀⠀⠀⠀⠀⠀⠀⠀⠉⠻⣿⣿⣿⣿⠿⠋⠁⠀⠀⠀⠀⠀⠀⠀⠀⠀⠀⠀⠀
⠀⠀⠀⠀⠀⠀⠀⠀⠀⠀⠀⠀⠀⠀⠀⠉⠉⠁⠀⠀⠀⠀⠀⠀⠀⠀⠀⠀⠀⠀⠀⠀⠀
⠀⠀⠀⠀⠀⠀⢀⣀⡠⠤⠤⠴⠶⠶⠶⠶⠦⠤⠤⢄⣀⡀⠀⠀⠀⠀⠀⠀⠀
⠀⠀⠀⣠⠖⢛⣩⣤⠂⠀⠀⠀⣶⡀⢀⣶⠀⠀⠀⠐⣤⣍⡛⠲⣄⠀⠀⠀⠀
⢀⡴⢋⣴⣾⣿⣿⣿⠀⠀⠀⠀⣿⣿⣿⣿⠀⠀⠀⠀⣿⣿⣿⣷⣦⡙⢦⡀⠀
⡞⢠⣿⣿⣿⣿⣿⣿⣷⣤⣤⣴⣿⣿⣿⣿⣦⣤⣤⣾⣿⣿⣿⣿⣿⡆⢳⠀
⡁⢻⣿⣿⣿⣿⣿⣿⣿⣿⣿⣿⣿⣿⣿⣿⣿⣿⣿⣿⣿⣿⣿⣿⣿⡿⢈
⢧⡈⢿⣿⣿⣿⠿⠿⣿⡿⠿⠿⣿⣿⣿⣿⠿⠿⢿⣿⠿⠿⣿⣿⡿⢁⡼⠀
⠀⠳⢄⡙⠿⣇⠀⠀⠈⠁⠀⠀⠈⢿⡿⠁⠀⠀⠈⠁⠀⠀⣸⠿⢋⡠⠞⠀⠀
⠀⠀⠀⠉⠲⢤⣀⡀⠀⠀⠀⠀⠀⠀⠁⠀⠀⠀⠀⠀⢀⣀⡤⠖⠉⠀⠀⠀⠀
⠀⠀⠀⠀⠀⠀⠈⠉⠉⠐⠒⠒⠒⠒⠒⠒⠒⠒⠒⠉⠉⠁⠀⠀⠀⠀⠀⠀⠀
⬜🟨🟨🟨🟨🟨🟨🟨🟨🟨⬜⬜⬜⬜⬜⬜⬜🟨🟨🟨🟨🟨🟨🟨🟨🟨⬜
🟨⬛⬛⬛⬛⬛⬛⬛⬛⬛🟨⬜🟨⬜🟨⬜🟨⬛⬛⬛⬛⬛⬛⬛⬛⬛🟨
⬜🟨⬛⬛⬛⬛⬛⬛⬛⬛🟨🟨⬛🟨⬛🟨🟨⬛⬛⬛⬛⬛⬛⬛⬛🟨⬜
⬜⬜🟨⬛⬛⬛⬛⬛⬛⬛⬛🟨⬛⬛⬛🟨⬛⬛⬛⬛⬛⬛⬛⬛🟨⬜⬜
⬜⬜⬜🟨⬛⬛⬛⬛⬛⬛⬛⬛⬛⬛⬛⬛⬛⬛⬛⬛⬛⬛⬛🟨⬜⬜⬜
⬜⬜⬜🟨⬛⬛⬛⬛⬛⬛⬛⬛⬛⬛⬛⬛⬛⬛⬛⬛⬛⬛⬛🟨⬜⬜⬜
⬜⬜⬜🟨⬛⬛⬛⬛⬛⬛⬛⬛⬛⬛⬛⬛⬛⬛⬛⬛⬛⬛⬛🟨⬜⬜⬜
⬜⬜⬜⬜🟨🟨🟨⬛⬛⬛⬛⬛⬛⬛⬛⬛⬛⬛⬛⬛🟨🟨🟨⬜⬜⬜⬜
⬜⬜⬜⬜⬜⬜⬜🟨🟨⬛⬛⬛⬛⬛⬛⬛⬛⬛🟨🟨⬜⬜⬜⬜⬜⬜⬜
⬜⬜⬜⬜⬜⬜⬜⬜⬜🟨🟨⬛⬛⬛⬛⬛🟨🟨⬜⬜⬜⬜⬜⬜⬜⬜⬜
⬜⬜⬜⬜⬜⬜⬜⬜⬜⬜⬜🟨⬛⬛⬛🟨⬜⬜⬜⬜⬜⬜⬜⬜⬜⬜⬜
⬜⬜⬜⬜⬜⬜⬜⬜⬜⬜⬜⬜🟨⬛🟨⬜⬜⬜⬜⬜⬜⬜⬜⬜⬜⬜⬜
⬜⬜⬜⬜⬜⬜⬜⬜⬜⬜⬜⬜⬜🟨⬜⬜⬜⬜⬜⬜⬜⬜⬜⬜⬜⬜⬜
⠈⠙⠲⢶⣶⣶⣶⣶⣶⣶⣶⣶⣶⣶⣶⣶⣶⣿⡀⠀⠀⠀⠀⠀⠀⠀⡄⠀⠀⡄⠀⠀⠀⠀⠀⠀⠀⣼⣶⣶⣶⣶⣶⣶⣶⣶⣶⣶⣶⣶⣶⣿⠟⠓⠉
⠀⠀⠀⠀⠈⠙⢿⣿⣿⣿⣿⣿⣿⣿⣿⣿⣿⣿⣷⣄⠀⠀⠀⠀⠀⢀⣧⣶⣦⣇⠀⠀⠀⠀⠀⢀⣼⣿⣿⣿⣿⣿⣿⣿⣿⣿⣿⣿⣿⠟⠉⠀⠀⠀⠀
⠀⠀⠀⠀⠀⠀⠀⠙⣿⣿⣿⣿⣿⣿⣿⣿⣿⣿⣿⣿⣷⣶⣶⣶⣶⣾⣿⣿⣿⣿⣶⣶⣶⣶⣿⣿⣿⣿⣿⣿⣿⣿⣿⣿⣿⣿⠟⠁⠀⠀⠀⠀⠀⠀
⠀⠀⠀⠀⠀⠀⠀⠀⠸⣿⣿⣿⣿⣿⣿⣿⣿⣿⣿⣿⣿⣿⣿⣿⣿⣿⣿⣿⣿⣿⣿⣿⣿⣿⣿⣿⣿⣿⣿⣿⣿⣿⣿⣿⣿⡏⠀⠀⠀⠀⠀⠀⠀⠀
⠀⠀⠀⠀⠀⠀⠀⠀⠀⣿⣿⣿⣿⣿⣿⣿⣿⣿⣿⣿⣿⣿⣿⣿⣿⣿⣿⣿⣿⣿⣿⣿⣿⣿⣿⣿⣿⣿⣿⣿⣿⣿⣿⣿⣿⡇⠀⠀⠀⠀⠀⠀⠀⠀